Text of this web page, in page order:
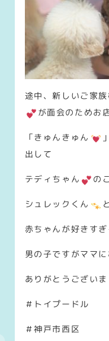
途中、新しいご家
が面会のためお
「きゅんきゅん
出して
テディちゃん の
シュレックくん
赤ちゃんが好きす
男の子ですがママ
ありがとうござい
＃トイプードル
＃神戸市西区